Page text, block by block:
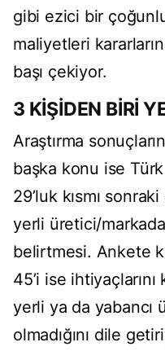
gibi ezici bir
maliyetleri
başı çekiyor.
3 KİŞİDEN BİRİ
Araştırma
başka konu ise Türk
29’luk kısmı
yerli üretici/
belirtmesi. Ankete
45’i ise ihtiyaçlarını
yerli ya da yabancı
olmadığını dile